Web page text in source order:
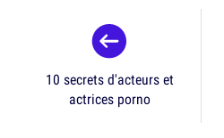
10 secrets d'acteurs et
actrices porno